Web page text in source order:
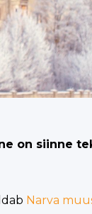
on siinne
Narva